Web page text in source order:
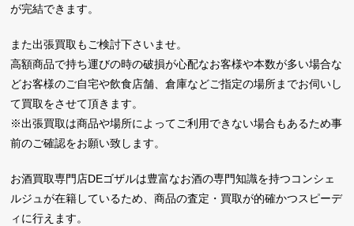
が完結できます。
また出張買取もご検討下さいませ。
高額商品で持ち運びの時の破損が心配なお客様や本数が多い場合な
どお客様のご自宅や飲食店舗、倉庫などご指定の場所までお伺いし
て買取をさせて頂きます。
※出張買取は商品や場所によってご利用できない場合もあるため事
前のご確認をお願い致します。
お酒買取専門店DEゴザルは豊富なお酒の専門知識を持つコンシェ
ルジュが在籍しているため、商品の査定・買取が的確かつスピーデ
ィに行えます。